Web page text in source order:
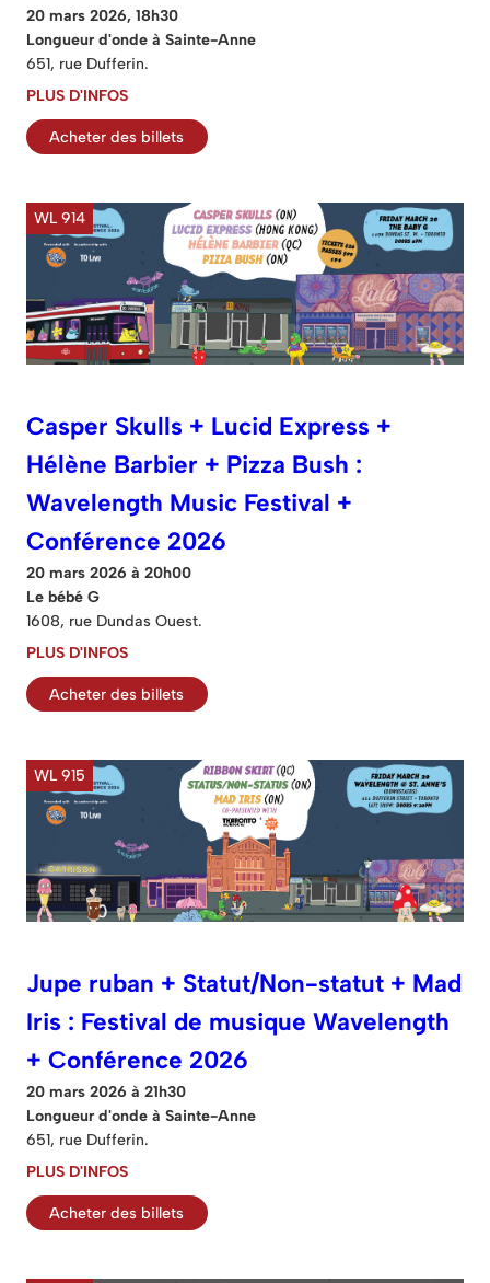
20 mars 2026, 18h30
Longueur d'onde à Sainte-Anne
651, rue Dufferin.
PLUS D'INFOS
Acheter des billets
WL 914
Casper Skulls + Lucid Express +
Hélène Barbier + Pizza Bush :
Wavelength Music Festival +
Conférence 2026
20 mars 2026 à 20h00
Le bébé G
1608, rue Dundas Ouest.
PLUS D'INFOS
Acheter des billets
WL 915
Jupe ruban + Statut/Non-statut + Mad
Iris : Festival de musique Wavelength
+ Conférence 2026
20 mars 2026 à 21h30
Longueur d'onde à Sainte-Anne
651, rue Dufferin.
PLUS D'INFOS
Acheter des billets